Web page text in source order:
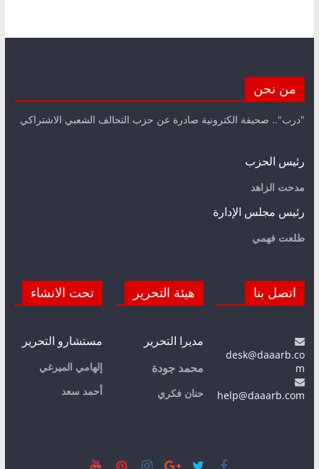
من نحن
"درب".. صحيفة الكترونية صادرة عن حزب التحالف الشعبي الاشتراكي
رئيس الحزب
مدحت الزاهد
رئيس مجلس الإدارة
طلعت فهمي
اتصل بنا
desk@daaarb.co
m
help@daaarb.com
هيئة التحرير
مديرا التحرير
محمد جودة
حنان فكري
تحت الانشاء
مستشارو التحرير
إلهامي الميرغي
أحمد سعد